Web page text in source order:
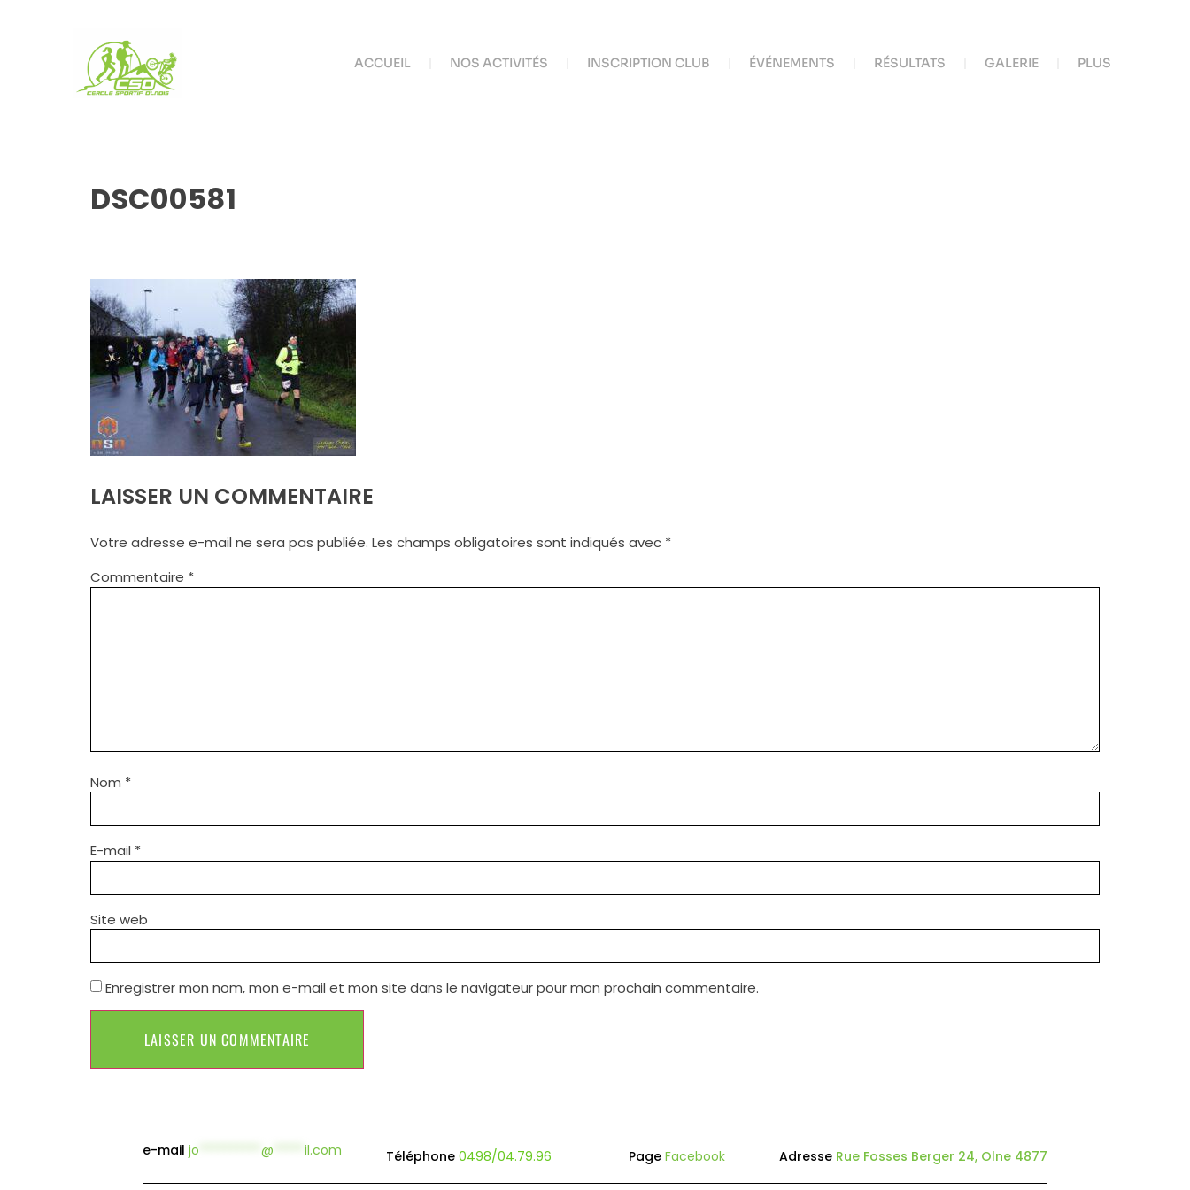
ACCUEIL NOS ACTIVITÉS INSCRIPTION CLUB ÉVÉNEMENTS RÉSULTATS GALERIE PLUS
DSC00581
LAISSER UN COMMENTAIRE
Votre adresse e-mail ne sera pas publiée. Les champs obligatoires sont indiqués avec *
Commentaire *
Nom *
E-mail *
Site web
Enregistrer mon nom, mon e-mail et mon site dans le navigateur pour mon prochain commentaire.
e-mailjo **********@ *****il.com Téléphone0498/04.79.96 Page Facebook Adresse Rue Fosses Berger 24, Olne 4877